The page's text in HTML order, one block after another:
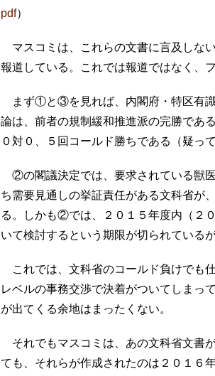
pdf）
マスコミは、これらの文書に言及しな
報道している。これでは報道ではなく、
まず①と③を見れば、内閣府・特区有識
論は、前者の規制緩和推進派の完勝であ
０対０、５回コールド勝ちである（疑っ
②の閣議決定では、要求されている獣
ち需要見通しの挙証責任がある文科省が
る。しかも②では、２０１５年度内（２
いて検討するという期限が切られている
これでは、文科省のコールド負けでも
レベルの事務交渉で決着がついてしまっ
が出てくる余地はまったくない。
それでもマスコミは、あの文科省文書
ても、それらが作成されたのは２０１６